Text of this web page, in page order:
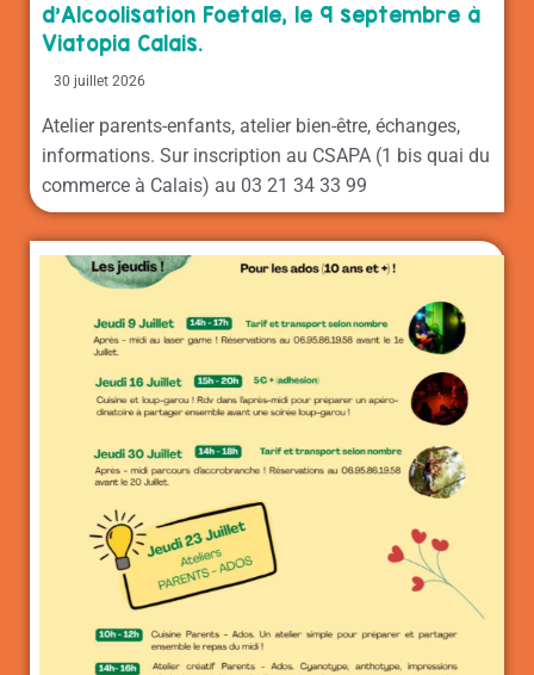
d’Alcoolisation Foetale, le 9 septembre à
Viatopia Calais.
30 juillet 2026
Atelier parents-enfants, atelier bien-être, échanges,
informations. Sur inscription au CSAPA (1 bis quai du
commerce à Calais) au 03 21 34 33 99